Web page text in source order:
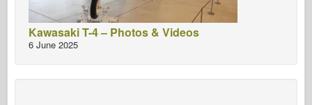
Kawasaki T-4 – Photos & Videos
6 June 2025